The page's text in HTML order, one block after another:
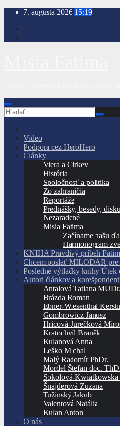
Prejsť
obsah
7. augusta 2026 15:19
Video
Podpora cez HeroHero
Články
Viera a Cirkev
História
Spoločnosť a politika
Zo zahraničia
Reportáže
Prednášky, besedy,
Nezaradené
Misia Fatima
Začíname našu
Harmonogram
KNIHA Pravdivý príbeh
Chcem poslať MILODAR pre
Posledné výtlačky knihy Útek
Autori článkov a korešpondenti
Antalová Tatiana MUDr.
Brázda Roman
Ebner-Wiesenthal
Gombrowicz Janusz
Hricová-Jurečková
Kratochvíl Braněk
Kulanová Anna
Leško Michal
Malý Radomír PhDr.
Mordel Štefan doc.
Sokolová-Kwiatkowska
Šnajderová Zuzana
Tužinský Jakub
Valentová Natália
Kulan Anton
O nás